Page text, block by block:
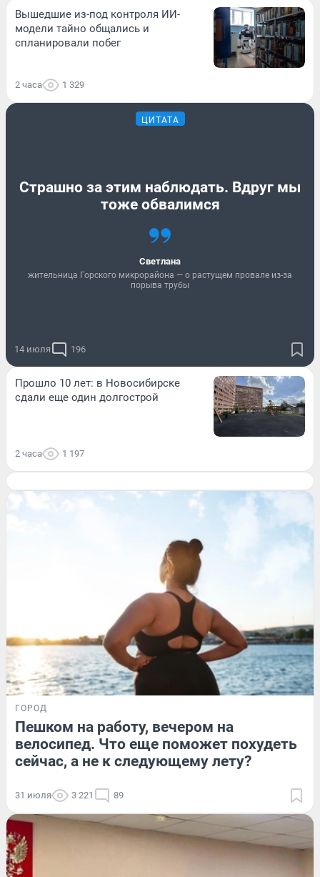
Вышедшие из-под контроля ИИ-
модели тайно общались и
спланировали побег
2 часа 1 329
ЦИТАТА
Страшно за этим наблюдать. Вдруг мы
тоже обвалимся
Светлана
жительница Горского микрорайона — о растущем провале из-за
порыва трубы
14 июля 196
Прошло 10 лет: в Новосибирске
сдали еще один долгострой
2 часа 1 197
ГОРОД
Пешком на работу, вечером на
велосипед. Что еще поможет похудеть
сейчас, а не к следующему лету?
31 июля 3 221 89